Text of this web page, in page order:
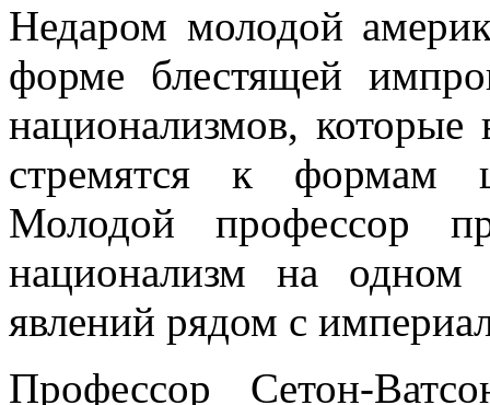
Недаром молодой
форме блестящей
национализмов, которые
стремятся к формам
Молодой профессор
национализм на одном
явлений рядом с
Профессор Сетон-